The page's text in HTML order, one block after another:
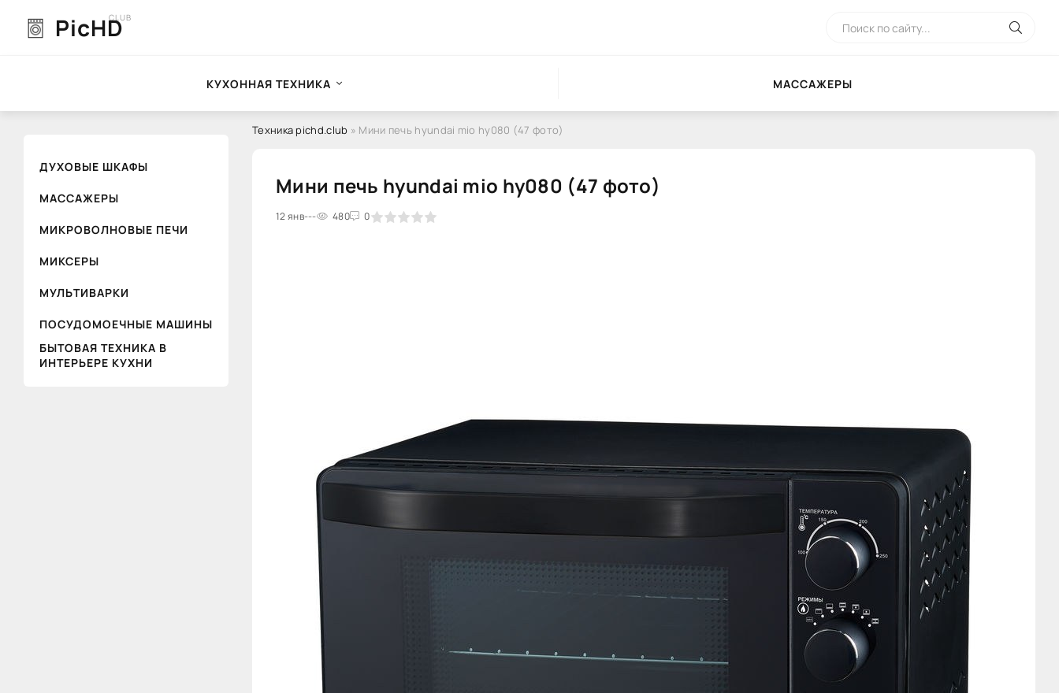
PicHD
CLUB
КУХОННАЯ ТЕХНИКА МАССАЖЕРЫ
ДУХОВЫЕ ШКАФЫ
МАССАЖЕРЫ
МИКРОВОЛНОВЫЕ ПЕЧИ
МИКСЕРЫ
МУЛЬТИВАРКИ
ПОСУДОМОЕЧНЫЕ МАШИНЫ
БЫТОВАЯ ТЕХНИКА В
ИНТЕРЬЕРЕ КУХНИ
Техника pichd.club » Мини печь hyundai mio hy080 (47 фото)
Мини печь hyundai mio hy080 (47 фото)
12 янв--- 480 0
1 2 3 4 5